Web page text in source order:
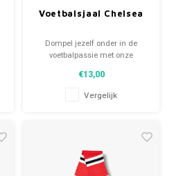
Voetbalsjaal Chelsea
Dompel jezelf onder in de
voetbalpassie met onze
clubmotto's tot spelersnamen,
elk stuk vertelt een verhaal. Kies
uit tweedehands en nieuwe
fansjaals!
€13,00
Vergelijk